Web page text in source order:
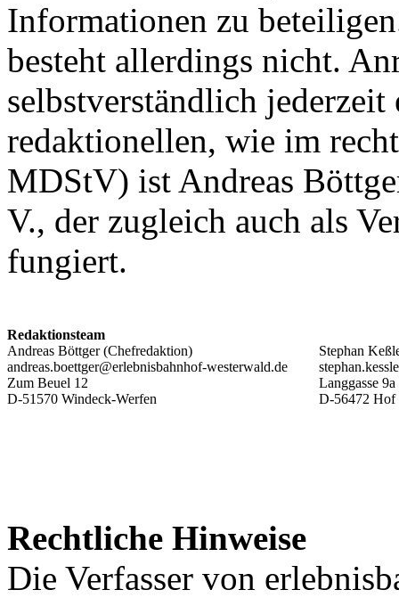
Informationen zu
besteht allerdings nicht.
selbstverständlich
redaktionellen, wie im
MDStV) ist Andreas
V., der zugleich auch als
fungiert.
Redaktionsteam
Andreas Böttger (Chefredaktion)
andreas.boettger@erlebnisbahnhof-westerwald.de
Zum Beuel 12
D-51570 Windeck-Werfen
Stephan
Langgasse 9a
D-56472 Hof
Rechtliche Hinweise
Die Verfasser von